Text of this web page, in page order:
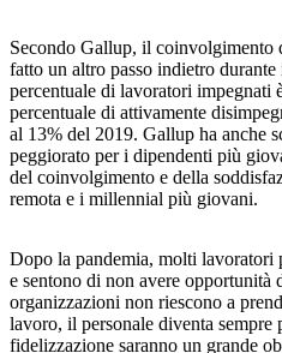
Secondo Gallup, il coinvolgimento
fatto un altro passo indietro
percentuale di lavoratori impegnati
percentuale di attivamente
al 13% del 2019. Gallup ha anche
peggiorato per i dipendenti più
del coinvolgimento e della
remota e i millennial più giovani.
Dopo la pandemia, molti lavoratori
e sentono di non avere
organizzazioni non riescono a
lavoro, il personale diventa
fidelizzazione saranno un grande